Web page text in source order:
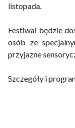
listopada.
Festiwal będzie
osób ze
przyjazne
Szczegóły i